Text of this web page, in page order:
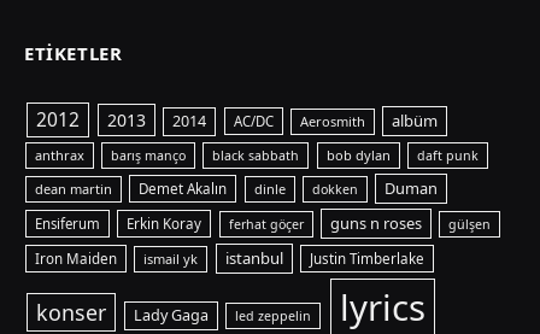
ETIKETLER
2012 2013 2014 AC/DC Aerosmith albüm
anthrax barış manço black sabbath bob dylan daft punk
dean martin Demet Akalın dinle dokken Duman
Ensiferum Erkin Koray ferhat göçer guns n roses gülşen
Iron Maiden ismail yk istanbul Justin Timberlake
konser Lady Gaga led zeppelin lyrics